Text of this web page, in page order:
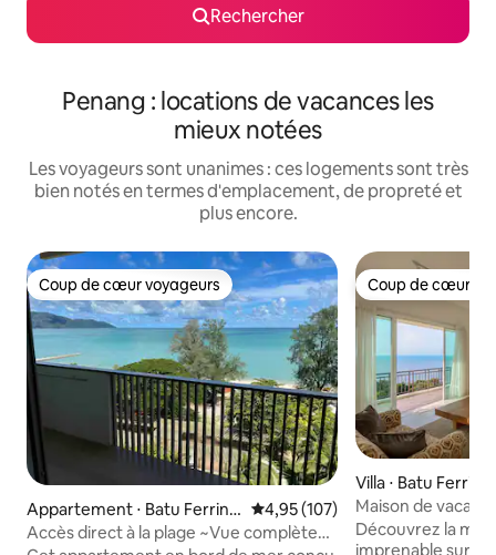
Rechercher
Penang : locations de vacances les
mieux notées
Les voyageurs sont unanimes : ces logements sont très
bien notés en termes d'emplacement, de propreté et
plus encore.
Coup de cœur voyageurs
Coup de cœur voyageurs
Appartement ⋅ Batu Ferring
hi
Évaluation moyenne sur la
4,95 (107)
Accès direct à la plage ~Vue complète
Coup de cœur
Coup de cœur
Villa ⋅ Batu
Maison de
panoramique sur
Découvrez la
imprenable sur